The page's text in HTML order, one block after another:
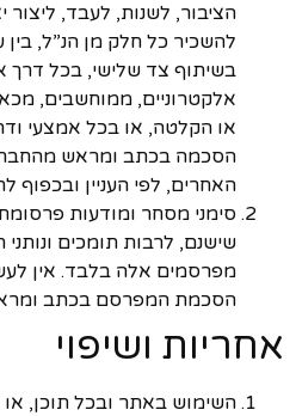
הציבור, לשנות, לעבד, ליצור
להשכיר כל חלק מן הנ”ל, בין
בשיתוף צד שלישי, בכל דרך
אלקטרוניים, ממוחשבים,
או הקלטה, או בכל אמצעי
הסכמה בכתב ומראש
האחרים, לפי העניין ובכפוף
סימני מסחר ומודעות
שישנם, לרבות תומכים ונותני
מפרסמים אלה בלבד. אין
הסכמת המפרסם בכתב
אחריות ושיפוי
השימוש באתר ובכל תוכן, או